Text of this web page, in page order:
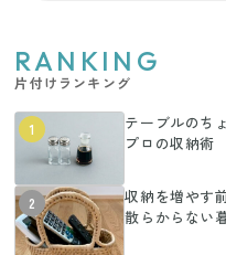
RANKING
片付けランキング
1
テーブルのち
プロの収納術
2
収納を増やす
散らからない